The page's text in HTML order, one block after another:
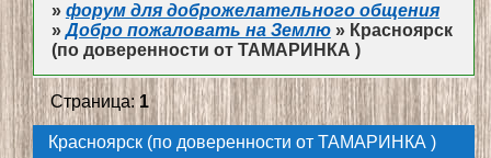
» форум для доброжелательного общения
»Добро пожаловать на Землю » Красноярск
(по доверенности от ТАМАРИНКА )
Красноярск (по доверенности от ТАМАРИНКА )
Страница:1